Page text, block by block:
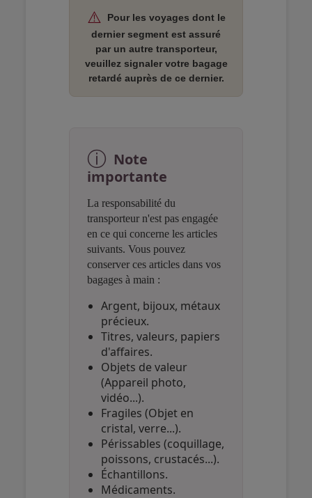
⚠️
Pour les voyages dont le
dernier segment est assuré
par un autre transporteur,
veuillez signaler votre bagage
retardé auprès de ce dernier.
ⓘ Note
importante
La responsabilité du
transporteur n'est pas engagée
en ce qui concerne les articles
suivants. Vous pouvez
conserver ces articles dans vos
bagages à main :
Argent, bijoux, métaux
précieux.
Titres, valeurs, papiers
d'affaires.
Objets de valeur
(Appareil photo,
vidéo...).
Fragiles (Objet en
cristal, verre...).
Périssables (coquillage,
poissons, crustacés...).
Échantillons.
Médicaments.